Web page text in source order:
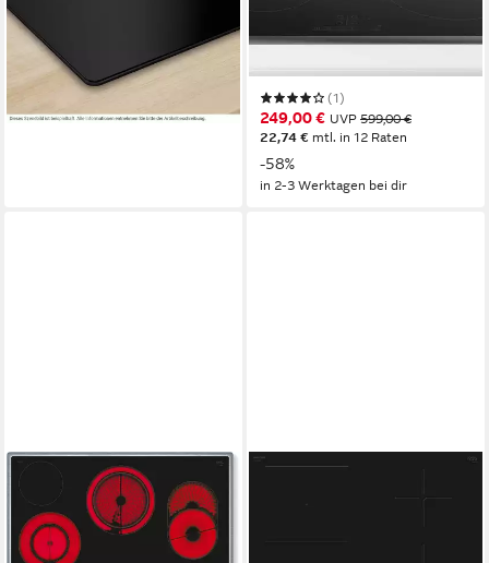
PKH811BB1D
rahmenlos
549,00 €
15,94 €mtl. in 48 Raten
in 6-7 Werktagen bei dir
PKE645BB2E
4 Anzahl Kochzonen
Bedienelemente
(1)
249,00 € UVP 599,00 €
22,74 € mtl. in 12 Raten
-58%
in 2-3 Werktagen bei dir